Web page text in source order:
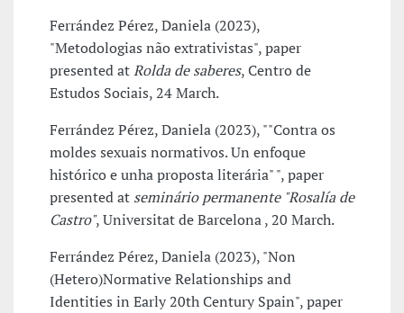
Ferrández Pérez, Daniela (2023),
"Metodologias não extrativistas", paper
presented atRolda de saberes, Centro de
Estudos Sociais, 24 March.
Ferrández Pérez, Daniela (2023), ""Contra os
moldes sexuais normativos. Un enfoque
histórico e unha proposta literária" ", paper
presented at seminário permanente "Rosalía de
Castro", Universitat de Barcelona , 20 March.
Ferrández Pérez, Daniela (2023), "Non
(Hetero)Normative Relationships and
Identities in Early 20th Century Spain", paper